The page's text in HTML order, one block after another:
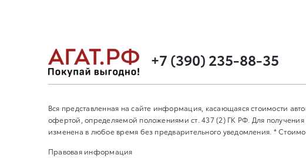
+7 (390) 235-88-35
Вся представленная на сайте информация, касающаяся стоимости
офертой, определяемой положениями ст. 437 (2) ГК РФ. Для
изменена в любое время без предварительного уведомления. *
Правовая информация